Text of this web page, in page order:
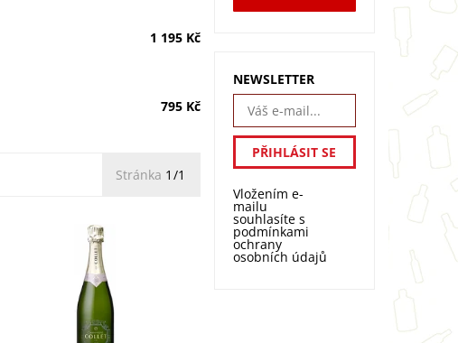
1 195 Kč
795 Kč
Stránka 1/1
Collet Brut Origine: směs s
vůní citrusů a tropického
ovoce. Elegantní a
strukturované šampaňské s
ovocnou koncentrací. Zraje 3
roky ve vápencových...
NEWSLETTER
Vložením e-
mailu
souhlasíte s
podmínkami
ochrany
osobních údajů